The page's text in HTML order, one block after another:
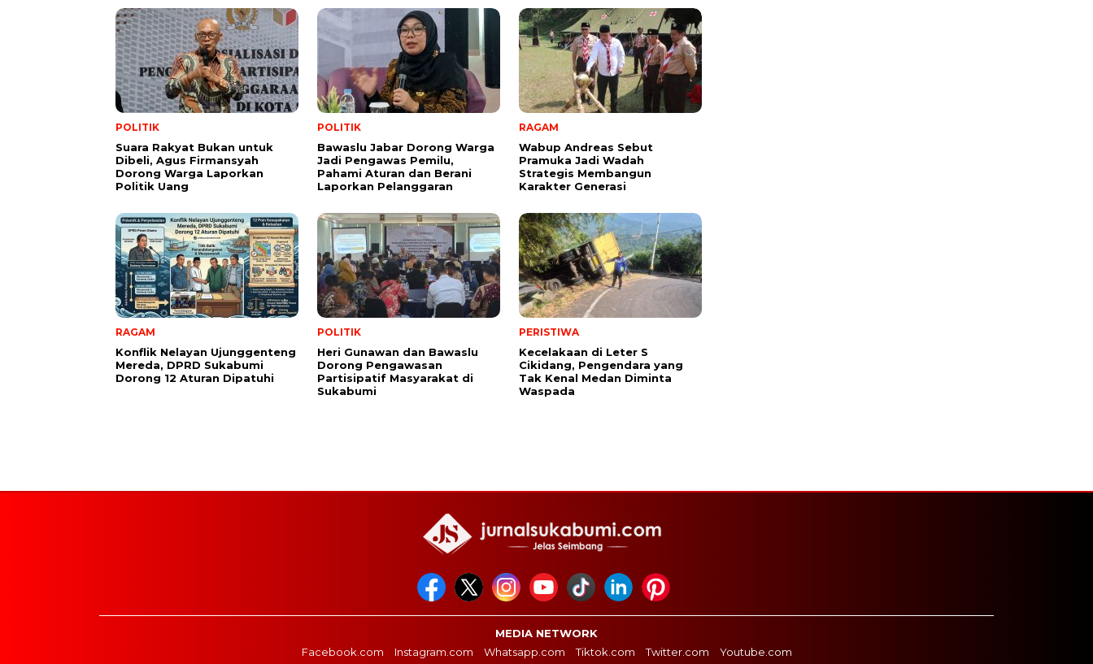
POLITIK
Suara Rakyat Bukan untuk
Dibeli, Agus Firmansyah
Dorong Warga Laporkan
Politik Uang
POLITIK
Bawaslu Jabar Dorong Warga
Jadi Pengawas Pemilu,
Pahami Aturan dan Berani
Laporkan Pelanggaran
RAGAM
Wabup Andreas Sebut
Pramuka Jadi Wadah
Strategis Membangun
Karakter Generasi ‎
RAGAM
Konflik Nelayan Ujunggenteng
Mereda, DPRD Sukabumi
Dorong 12 Aturan Dipatuhi
POLITIK
Heri Gunawan dan Bawaslu
Dorong Pengawasan
Partisipatif Masyarakat di
Sukabumi
PERISTIWA
Kecelakaan di Leter S
Cikidang, Pengendara yang
Tak Kenal Medan Diminta
Waspada
MEDIA NETWORK
Facebook.com
Instagram.com Whatsapp.com Tiktok.com Twitter.com Youtube.com